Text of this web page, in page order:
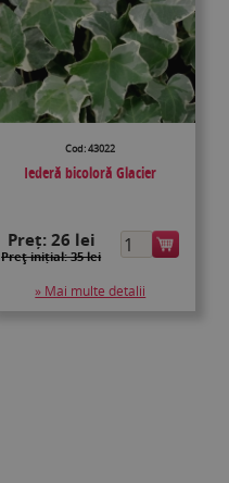
Cod: 43022
Iederă bicoloră Glacier
Preț: 26 lei
Preţ inițial: 35 lei
» Mai multe detalii